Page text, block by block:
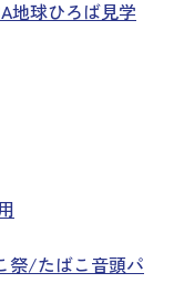
地球ひろば見学
祭/たばこ音頭パ